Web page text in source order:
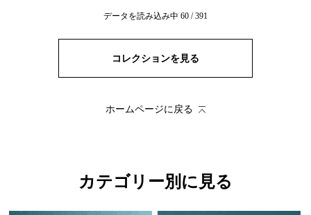
データを読み込み中 60 / 391
コレクションを見る
ホームページに戻る
カテゴリー別に見る